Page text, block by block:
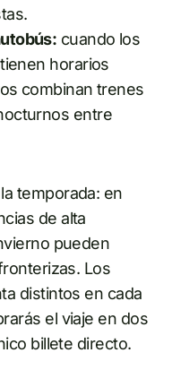
cuando los
horarios
combinan trenes
entre
temporada: en
de alta
pueden
Los
distintos en cada
el viaje en dos
billete directo.